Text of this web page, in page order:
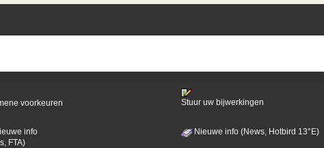
voorkeuren
Stuur uw bijwerkingen
info
FTA)
Nieuwe info (News, Hotbird 13°E)